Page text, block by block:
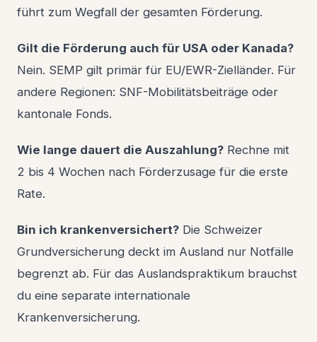
führt zum Wegfall der gesamten Förderung.
Gilt die Förderung auch für USA oder Kanada?
Nein. SEMP gilt primär für EU/EWR-Zielländer. Für
andere Regionen: SNF-Mobilitätsbeiträge oder
kantonale Fonds.
Wie lange dauert die Auszahlung? Rechne mit
2 bis 4 Wochen nach Förderzusage für die erste
Rate.
Bin ich krankenversichert? Die Schweizer
Grundversicherung deckt im Ausland nur Notfälle
begrenzt ab. Für das Auslandspraktikum brauchst
du eine separate internationale
Krankenversicherung.